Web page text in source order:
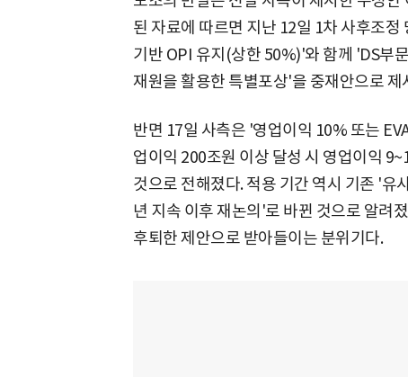
된 자료에 따르면 지난 12일 1차 사후조
기반 OPI 유지(상한 50%)'와 함께 'DS부
재원을 활용한 특별포상'을 중재안으로 제
반면 17일 사측은 '영업이익 10% 또는
업이익 200조원 이상 달성 시 영업이익
것으로 전해졌다. 적용 기간 역시 기존 '유
년 지속 이후 재논의'로 바뀐 것으로 알려
후퇴한 제안으로 받아들이는 분위기다.